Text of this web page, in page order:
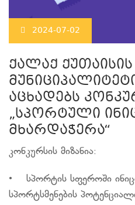
2024-07-02
ქალაქ ქუთაისის
აცხადებს
„სპორტული
მხარდაჭერა“
კონკურსის მიზანია:
• სპორტის სფეროში
სპორტსმენების